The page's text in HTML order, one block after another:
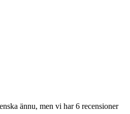
ännu, men vi har 6 recensioner